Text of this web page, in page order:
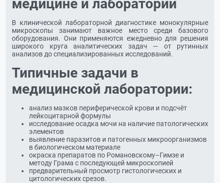
медицине и лаборатории
В клинической лабораторной диагностике монокулярные
микроскопы занимают важное место среди базового
оборудования. Они применяются ежедневно для решения
широкого круга аналитических задач — от рутинных
анализов до специализированных исследований.
Типичные задачи в
медицинской лаборатории:
анализ мазков периферической крови и подсчёт
лейкоцитарной формулы
исследование осадка мочи на наличие патологических
элементов
выявление паразитов и патогенных микроорганизмов
в биологическом материале
окраска препаратов по Романовскому–Гимзе и
методу Грама с последующей микроскопией
предварительный просмотр гистологических и
цитологических срезов.